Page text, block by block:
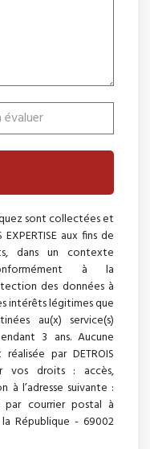
sont collectées et
aux fins de
dans un contexte
à la
des données à
intérêts légitimes que
au(x) service(s)
3 ans. Aucune
par DETROIS
vos droits : accès,
à l’adresse suivante :
par courrier postal à
la République - 69002